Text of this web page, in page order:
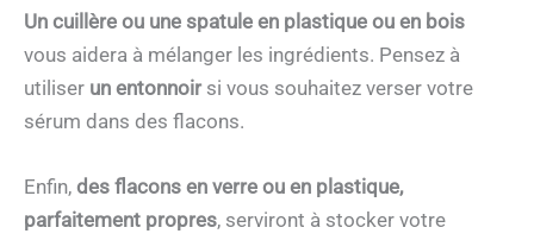
Un cuillère ou une spatule en plastique ou en bois
vous aidera à mélanger les ingrédients. Pensez à
utiliser un entonnoirsi vous souhaitez verser votre
sérum dans des flacons.
Enfin, des flacons en verre ou en plastique,
parfaitement propres, serviront à stocker votre